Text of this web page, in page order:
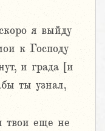
я выйду
к Господу
и града [и
ты узнал,
твои еще не